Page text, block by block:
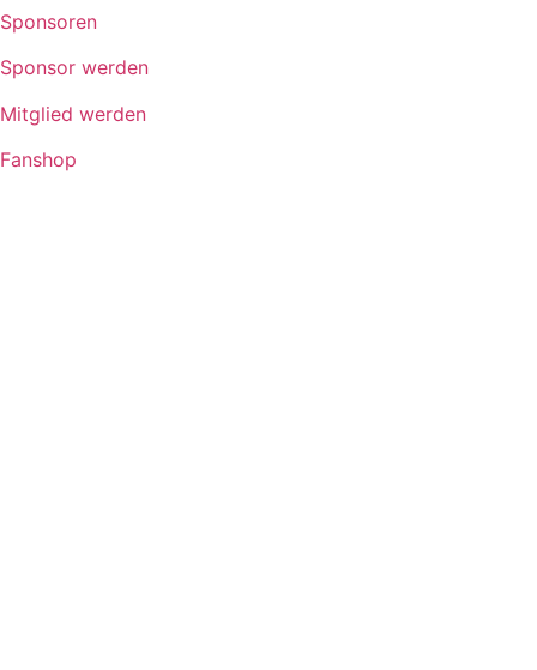
Sponsoren
Sponsor werden
Mitglied werden
Fanshop